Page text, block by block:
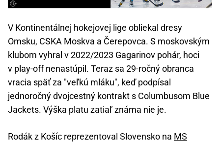
V Kontinentálnej hokejovej lige obliekal dresy
Omsku, CSKA Moskva a Čerepovca. S moskovským
klubom vyhral v 2022/2023 Gagarinov pohár, hoci
v play-off nenastúpil. Teraz sa 29-ročný obranca
vracia späť za "veľkú mláku", keď podpísal
jednoročný dvojcestný kontrakt s Columbusom Blue
Jackets. Výška platu zatiaľ známa nie je.
Rodák z Košíc reprezentoval Slovensko na MS